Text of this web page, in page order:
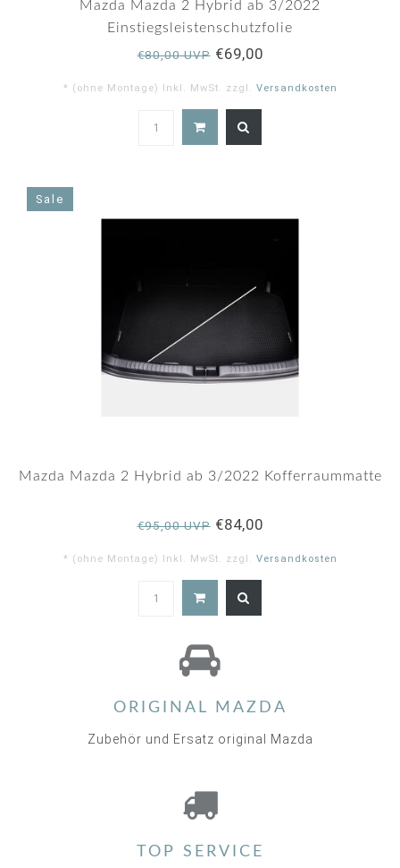
Mazda Mazda 2 Hybrid ab 3/2022
Einstiegsleistenschutzfolie
€80,00 UVP€69,00
* (ohne Montage) Inkl. MwSt. zzgl. Versandkosten
Sale
Mazda Mazda 2 Hybrid ab 3/2022 Kofferraummatte
€95,00 UVP€84,00
* (ohne Montage) Inkl. MwSt. zzgl. Versandkosten
ORIGINAL MAZDA
Zubehör und Ersatz original Mazda
TOP SERVICE